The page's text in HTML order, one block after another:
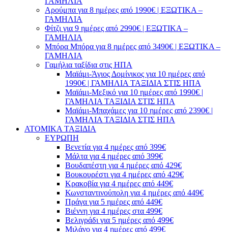
Αρούμπα για 8 ημέρες από 1990€ | ΕΞΩΤΙΚΑ –
ΓΑΜΗΛΙΑ
Φίτζι για 9 ημέρες από 2990€ | ΕΞΩΤΙΚΑ –
ΓΑΜΗΛΙΑ
Μπόρα Μπόρα για 8 ημέρες από 3490€ | ΕΞΩΤΙΚΑ –
ΓΑΜΗΛΙΑ
Γαμήλια ταξίδια στις ΗΠΑ
Μαϊάμι-Άγιος Δομίνικος για 10 ημέρες από
1990€ | ΓΑΜΗΛΙΑ ΤΑΞΙΔΙΑ ΣΤΙΣ ΗΠΑ
Μαϊάμι-Μεξικό για 10 ημέρες από 1990€ |
ΓΑΜΗΛΙΑ ΤΑΞΙΔΙΑ ΣΤΙΣ ΗΠΑ
Μαϊάμι-Μπαχάμες για 10 ημέρες από 2390€ |
ΓΑΜΗΛΙΑ ΤΑΞΙΔΙΑ ΣΤΙΣ ΗΠΑ
ΑΤΟΜΙΚΑ ΤΑΞΙΔΙΑ
ΕΥΡΩΠΗ
Βενετία για 4 ημέρες από 399€
Μάλτα για 4 ημέρες από 399€
Βουδαπέστη για 4 ημέρες από 429€
Βουκουρέστι για 4 ημέρες από 429€
Κρακοβία για 4 ημέρες από 449€
Κωνσταντινούπολη για 4 ημέρες από 449€
Πράγα για 5 ημέρες από 449€
Βιέννη για 4 ημέρες στα 499€
Βελιγράδι για 5 ημέρες από 499€
Μιλάνο για 4 ημέρες από 499€